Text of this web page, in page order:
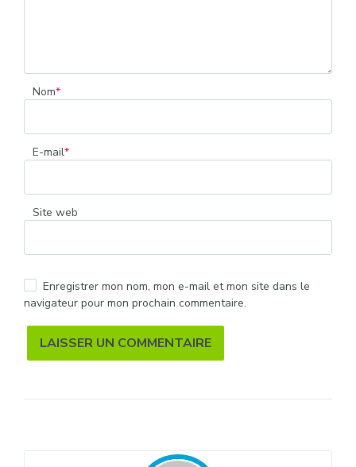
Nom*
E-mail*
Site web
Enregistrer mon nom, mon e-mail et mon site dans le
navigateur pour mon prochain commentaire.